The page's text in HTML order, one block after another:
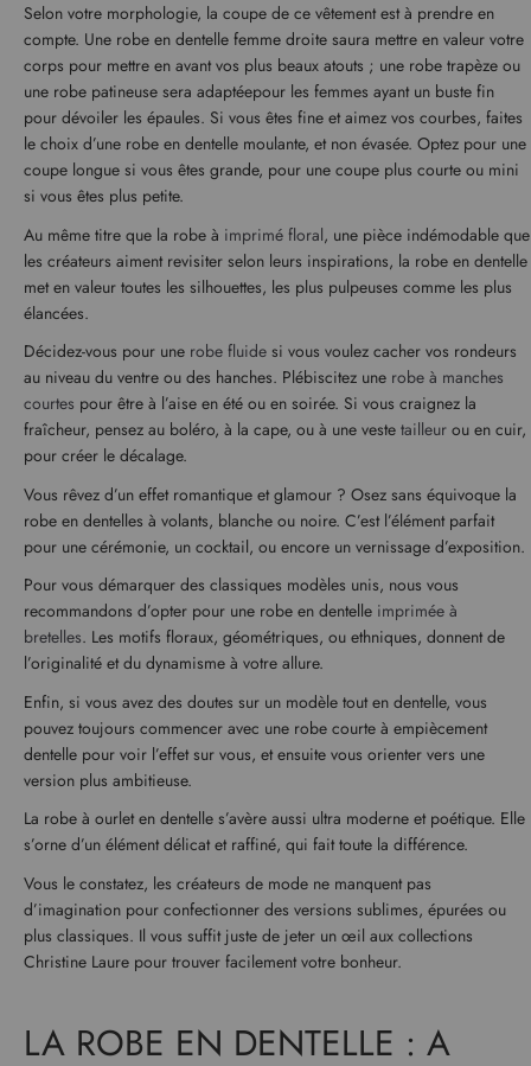
Selon votre morphologie, la coupe de ce vêtement est à prendre en
compte. Une robe en dentelle femme droite saura mettre en valeur votre
corps pour mettre en avant vos plus beaux atouts ; une robe trapèze ou
une robe patineuse sera adaptéepour les femmes ayant un buste fin
pour dévoiler les épaules. Si vous êtes fine et aimez vos courbes, faites
le choix d’une robe en dentelle moulante, et non évasée. Optez pour une
coupe longue si vous êtes grande, pour une coupe plus courte ou mini
si vous êtes plus petite.
Au même titre que la robe à imprimé floral, une pièce indémodable que
les créateurs aiment revisiter selon leurs inspirations, la robe en dentelle
met en valeur toutes les silhouettes, les plus pulpeuses comme les plus
élancées.
Décidez-vous pour une robe fluide si vous voulez cacher vos rondeurs
au niveau du ventre ou des hanches. Plébiscitez une robe à manches
courtes pour être à l’aise en été ou en soirée. Si vous craignez la
fraîcheur, pensez au boléro, à la cape, ou à une veste tailleur ou en cuir,
pour créer le décalage.
Vous rêvez d’un effet romantique et glamour ? Osez sans équivoque la
robe en dentelles à volants, blanche ou noire. C’est l’élément parfait
pour une cérémonie, un cocktail, ou encore un vernissage d’exposition.
Pour vous démarquer des classiques modèles unis, nous vous
recommandons d’opter pour une robe en dentelle imprimée à
bretelles. Les motifs floraux, géométriques, ou ethniques, donnent de
l’originalité et du dynamisme à votre allure.
Enfin, si vous avez des doutes sur un modèle tout en dentelle, vous
pouvez toujours commencer avec une robe courte à empiècement
dentelle pour voir l’effet sur vous, et ensuite vous orienter vers une
version plus ambitieuse.
La robe à ourlet en dentelle s’avère aussi ultra moderne et poétique. Elle
s’orne d’un élément délicat et raffiné, qui fait toute la différence.
Vous le constatez, les créateurs de mode ne manquent pas
d’imagination pour confectionner des versions sublimes, épurées ou
plus classiques. Il vous suffit juste de jeter un œil aux collections
Christine Laure pour trouver facilement votre bonheur.
LA ROBE EN DENTELLE : A